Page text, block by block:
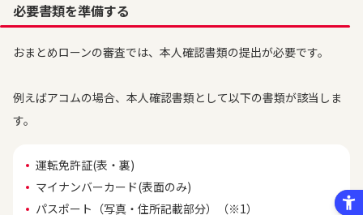
必要書類を準備する
おまとめローンの審査では、本人確認書類の提出が必要です。
例えばアコムの場合、本人確認書類として以下の書類が該当しま
す。
運転免許証(表・裏)
マイナンバーカード(表面のみ)
パスポート（写真・住所記載部分）（※1）